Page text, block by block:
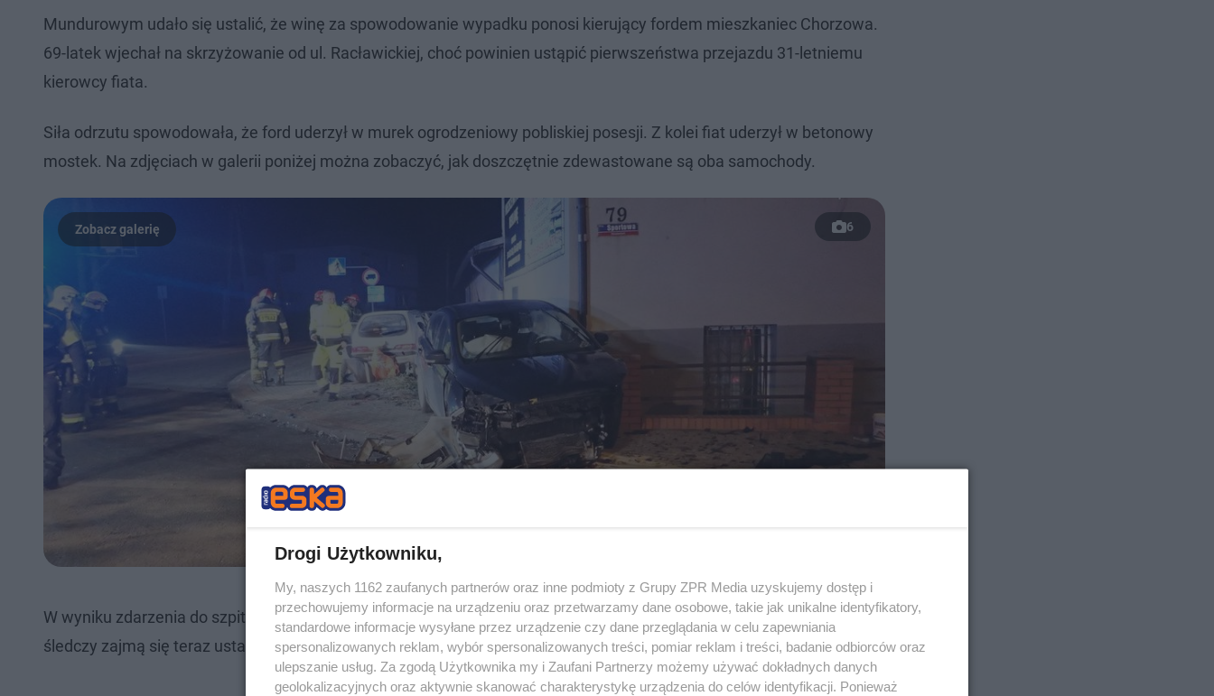
Mundurowym udało się ustalić, że winę za spowodowanie wypadku ponosi kierujący fordem mieszkaniec Chorzowa.
69-latek wjechał na skrzyżowanie od ul. Racławickiej, choć powinien ustąpić pierwszeństwa przejazdu 31-letniemu
kierowcy fiata.
Siła odrzutu spowodowała, że ford uderzył w murek ogrodzeniowy pobliskiej posesji. Z kolei fiat uderzył w betonowy
mostek. Na zdjęciach w galerii poniżej można zobaczyć, jak doszczętnie zdewastowane są oba samochody.
6
W wyniku zdarzenia do szpitala trafił 46-letni pasażer forda, a także dwie pasażerki fiata w wieku 30 i 61 lat. Rybniccy
śledczy zajmą się teraz ustaleniem szczegółowych okoliczności i przyczyn wypadku.
Drogi Użytkowniku,
My, naszych 1162 zaufanych partnerów oraz inne podmioty z Grupy ZPR Media uzyskujemy dostęp i
przechowujemy informacje na urządzeniu oraz przetwarzamy dane osobowe, takie jak unikalne identyfikatory,
standardowe informacje wysyłane przez urządzenie czy dane przeglądania w celu zapewniania
spersonalizowanych reklam, wybór spersonalizowanych treści, pomiar reklam i treści, badanie odbiorców oraz
ulepszanie usług. Za zgodą Użytkownika my i Zaufani Partnerzy możemy używać dokładnych danych
geolokalizacyjnych oraz aktywnie skanować charakterystykę urządzenia do celów identyfikacji. Ponieważ